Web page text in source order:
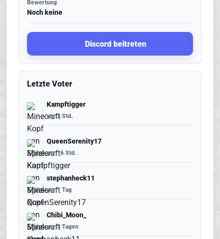
Bewertung
Noch keine
Discord beitreten
Letzte Voter
Kampftigger
vor 3 Std.
QueenSerenity17
vor 16 Std.
stephanheck11
vor 1 Tag
Chibi_Moon_
vor 3 Tagen